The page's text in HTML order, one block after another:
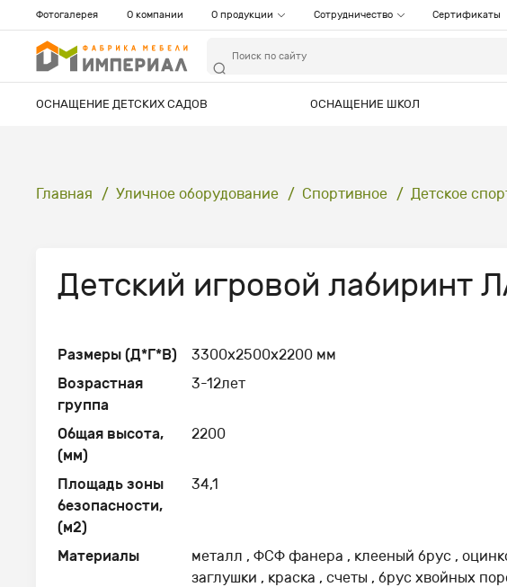
Фотогалерея О компании О продукции Сотрудничество Сертификаты
ОСНАЩЕНИЕ ДЕТСКИХ САДОВ ОСНАЩЕНИЕ ШКОЛ
Главная Уличное оборудование Спортивное Детское
Детский игровой лабиринт
Размеры (Д*Г*В)
3300x2500x2200 мм
Возрастная
группа
3-12лет
Общая высота,
(мм)
2200
Площадь зоны
безопасности,
(м2)
34,1
Материалы
металл , ФСФ фанера , клееный брус ,
заглушки , краска , счеты , брус хвойных